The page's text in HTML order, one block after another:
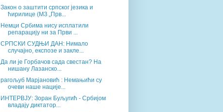
Закон о заштити српског језика и
ћирилице (МЗ „Прв...
Немци Србима нису исплатили
репарацију ни за Први ...
СРПСКИ СУДЊИ ДАН: Нимало
случајно, експозе и закле...
Да ли је Горбачов сада свестан? На
нишану Лазанско...
рагољуб Марјановић : Немањићи су
очеви наше нације...
ИНТЕРВЈУ: Зоран Буљугић - Србијом
владају диктатор...